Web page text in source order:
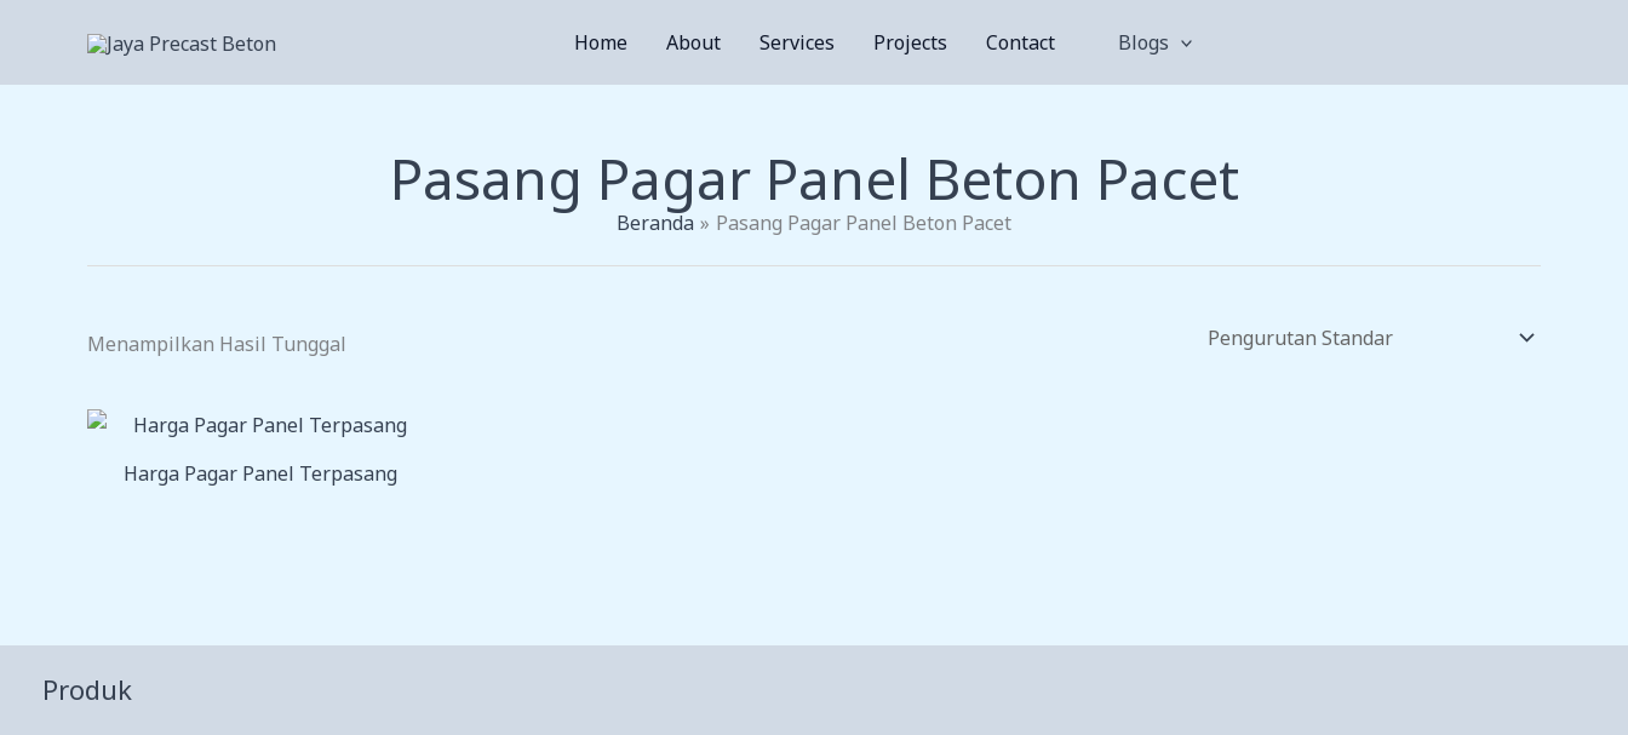
Konten
Home About Services Projects Contact Blogs
Pasang Pagar Panel Beton Pacet
Beranda Pasang Pagar Panel Beton Pacet
Menampilkan Hasil Tunggal
Harga Pagar Panel Terpasang
Produk